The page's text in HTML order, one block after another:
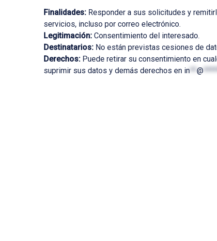
Finalidades: Responder a sus solicitudes y
servicios, incluso por correo electrónico.
Legitimación: Consentimiento del interesado.
Destinatarios: No están previstas cesiones de
Derechos: Puede retirar su consentimiento en
suprimir sus datos y demás derechos en in** @